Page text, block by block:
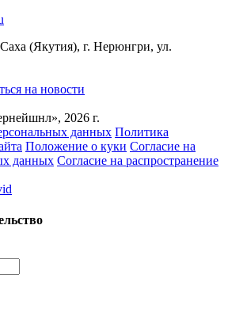
(Якутия), г. Нерюнгри, ул.
на новости
2026 г.
данных Политика
Положение о куки Согласие на
данных Согласие на распространение